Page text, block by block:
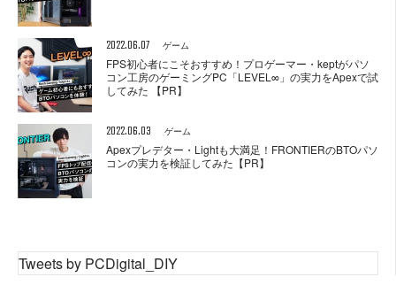
2022.06.07 ゲーム
FPS初心者にこそおすすめ！プロゲーマー・keptがパソ
コン工房のゲーミングPC「LEVEL∞」の実力をApexで試
してみた 【PR】
2022.06.03 ゲーム
Apexプレデター・Lightも大満足！FRONTIERのBTOパソ
コンの実力を検証してみた【PR】
Tweets by PCDigital_DIY